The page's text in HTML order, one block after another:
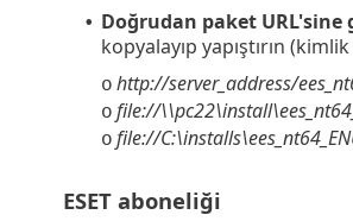
• Doğrudan paket URL'sine
kopyalayıp yapıştırın
o http://server_address/
o file://
o file://
ESET aboneliği